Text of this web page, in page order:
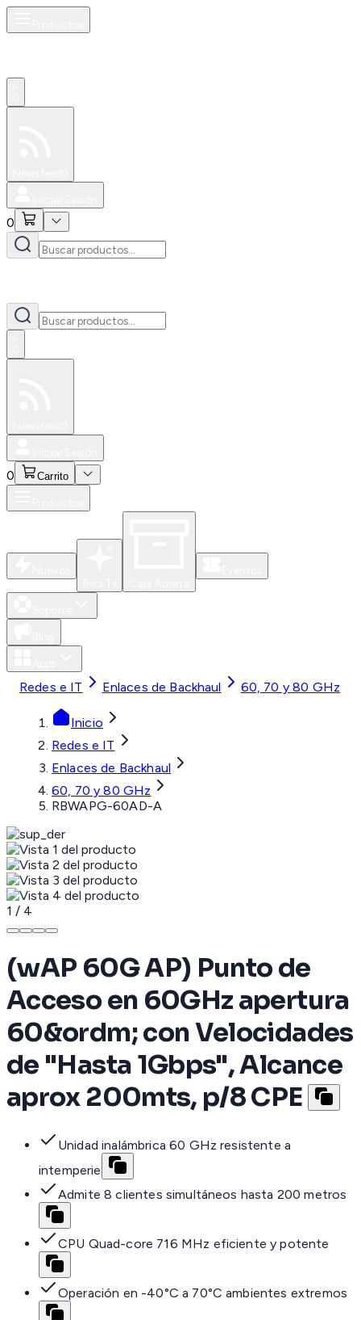
0
0 Carrito
Redes e IT Enlaces de Backhaul 60, 70 y 80 GHz
Inicio
Redes e IT
Enlaces de Backhaul
60, 70 y 80 GHz
RBWAPG-60AD-A
1 / 4
(wAP 60G AP) Punto de
Acceso en 60GHz apertura
60&ordm; con Velocidades
de "Hasta 1Gbps", Alcance
aprox 200mts, p/8 CPE
Unidad inalámbrica 60 GHz resistente a
intemperie
Admite 8 clientes simultáneos hasta 200 metros
CPU Quad-core 716 MHz eficiente y potente
Operación en -40°C a 70°C ambientes extremos